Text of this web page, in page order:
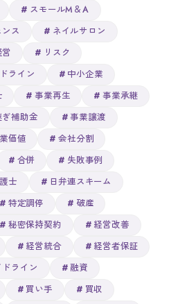
スモールM＆A
ス
ネイルサロン
リスク
ライン
中小企業
事業再生
事業承継
補助金
事業譲渡
価値
会社分割
合併
失敗事例
士
日弁連スキーム
特定調停
破産
秘密保持契約
経営改善
経営統合
経営者保証
ライン
融資
買い手
買収